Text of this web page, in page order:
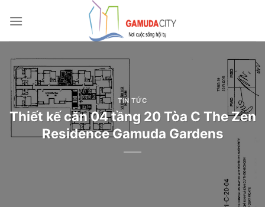
qua
TIN TỨC
Thiết kế căn 04 tầng 20 Tòa C The Zen
Residence Gamuda Gardens